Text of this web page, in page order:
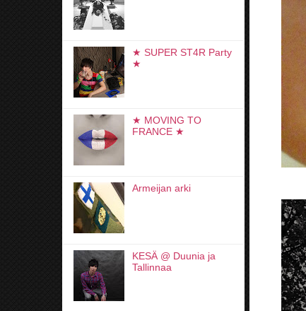
★ SUPER ST4R Party
★
★ MOVING TO
FRANCE ★
Armeijan arki
KESÄ @ Duunia ja
Tallinnaa